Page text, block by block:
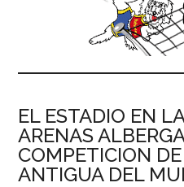
EL ESTADIO EN
ARENAS
COMPETICION
ANTIGUA DEL